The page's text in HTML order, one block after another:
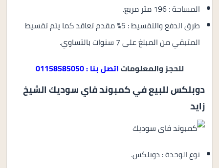
المساحة : 196 متر مربع.
طرق الدفع والتقسيط : 5% مقدم تعاقد كما يتم تقسيط
المتبقي من المبلغ على 7 سنوات بالتساوي.
للحجز والمعلومات اتصل بنا : 01158585050
دوبلكس للبيع في كمبوند فاي سوديك الشيخ
زايد
نوع الوحدة : دوبلكس.